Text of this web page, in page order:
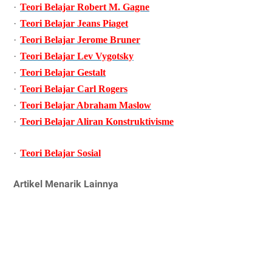
· Teori Belajar Robert M. Gagne
· Teori Belajar Jeans Piaget
· Teori Belajar Jerome Bruner
· Teori Belajar Lev Vygotsky
· Teori Belajar Gestalt
· Teori Belajar Carl Rogers
· Teori Belajar Abraham Maslow
· Teori Belajar Aliran Konstruktivisme
· Teori Belajar Sosial
Artikel Menarik Lainnya